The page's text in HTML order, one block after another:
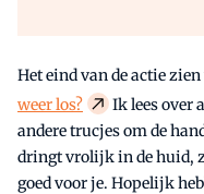
Het eind van de actie zien
weer los?
Ik lees over
andere trucjes om de
dringt vrolijk in de huid,
goed voor je. Hopelijk